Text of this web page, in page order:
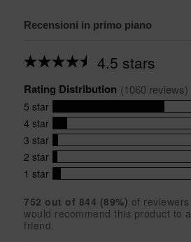
Recensioni in primo piano
4.5 stars
Average
for
this
product:
4.5
out
of
5
stars
Rating Distribution (1060 reviews)
5 star
815
reviews
with
5
star
rating.
4 star
107
reviews
with
4
rating.
3 star
42
reviews
with
star
rating.
2 star
34
reviews
2
star
rating.
1 star
62
with
1
752 out of 844 (89%) of reviewers
would recommend this product to a
friend.